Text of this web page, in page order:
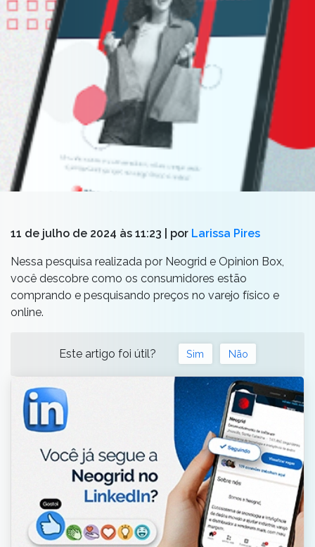
11 de julho de 2024 às 11:23 | por Larissa Pires
Nessa pesquisa realizada por Neogrid e Opinion Box,
você descobre como os consumidores estão
comprando e pesquisando preços no varejo físico e
online.
Este artigo foi útil? Sim Não